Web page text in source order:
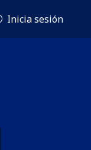
Inicia sesión